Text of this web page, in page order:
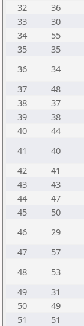
32
36
33
30
34
55
35
35
36
34
37
48
38
37
39
38
40
44
41
40
42
41
43
43
44
47
45
50
46
29
47
57
48
53
49
31
50
49
51
51